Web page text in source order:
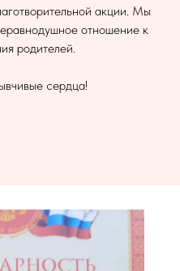
акции. Мы
отношение к
родителей.
сердца!